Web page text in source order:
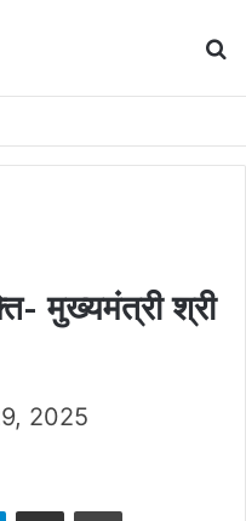
मुख्यमंत्री श्री
2025
TelegramShare via Email Print